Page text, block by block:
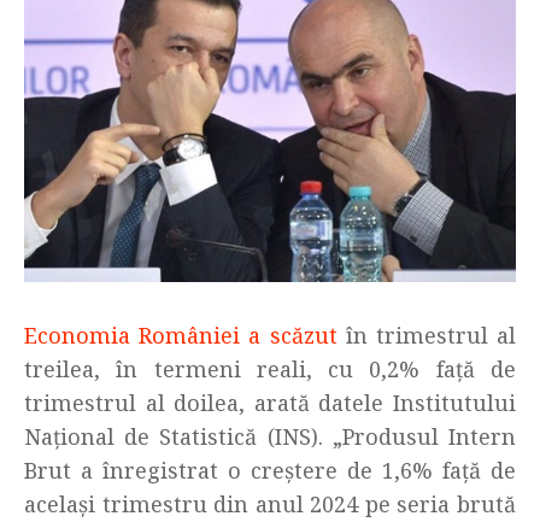
Economia României a scăzutîn trimestrul al
treilea, în termeni reali, cu 0,2% faţă de
trimestrul al doilea, arată datele Institutului
Naţional de Statistică (INS). „Produsul Intern
Brut a înregistrat o creştere de 1,6% faţă de
acelaşi trimestru din anul 2024 pe seria brută